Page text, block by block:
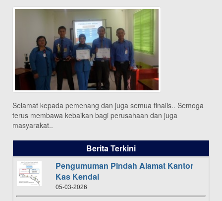
Selamat kepada pemenang dan juga semua finalis.. Semoga
terus membawa kebaikan bagi perusahaan dan juga
masyarakat..
Berita Terkini
Pengumuman Pindah Alamat Kantor
Kas Kendal
05-03-2026